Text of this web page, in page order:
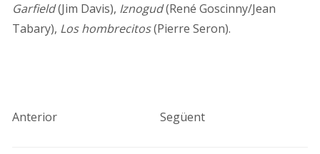
Garfield(Jim Davis), Iznogud(René Goscinny/Jean
Tabary), Los hombrecitos(Pierre Seron).
Anterior Següent